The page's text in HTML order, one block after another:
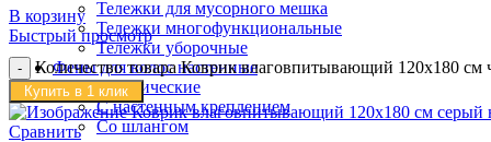
Тележки для мусорного мешка
Тележки многофункциональные
Тележки уборочные
Фены для волос настенные
Классические
С настенным креплением
Со шлангом
В корзину
Быстрый просмотр
Количество товара Коврик влаговпитывающий 120х180
Купить в 1 клик
Сравнить